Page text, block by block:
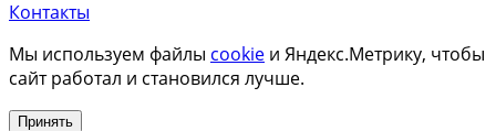
Контакты
Мы используем файлы cookie и Яндекс.Метрику, чтобы
сайт работал и становился лучше.
Принять